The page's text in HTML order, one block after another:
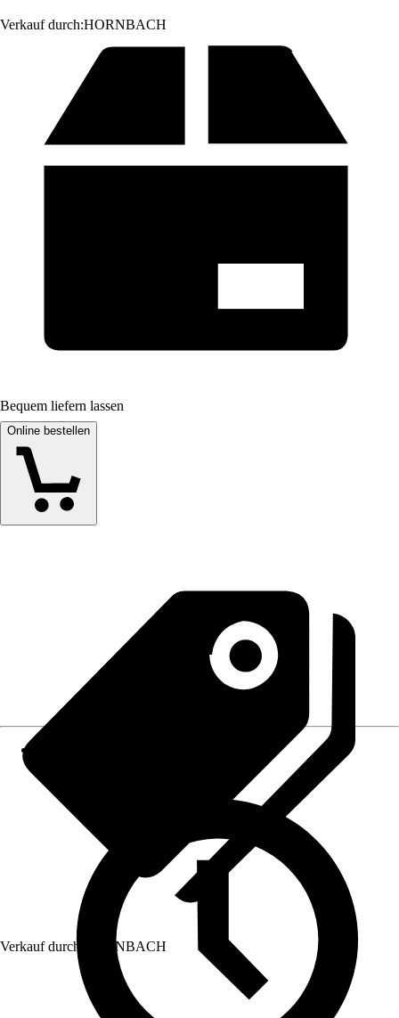
Verkauf durch:HORNBACH
Bequem liefern lassen
Online bestellen
Verkauf durch: HORNBACH